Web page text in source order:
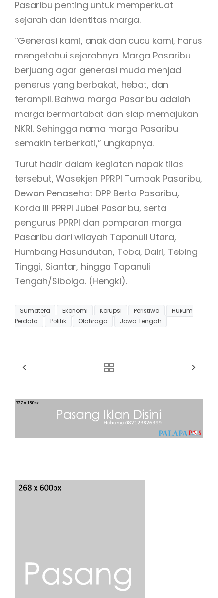
Pasaribu penting untuk memperkuat
sejarah dan identitas marga.
“Generasi kami, anak dan cucu kami, harus
mengetahui sejarahnya. Marga Pasaribu
berjuang agar generasi muda menjadi
penerus yang berbakat, hebat, dan
terampil. Bahwa marga Pasaribu adalah
marga bermartabat dan siap memajukan
NKRI. Sehingga nama marga Pasaribu
semakin terberkati,” ungkapnya.
Turut hadir dalam kegiatan napak tilas
tersebut, Wasekjen PPRPI Tumpak Pasaribu,
Dewan Penasehat DPP Berto Pasaribu,
Korda III PPRPI Jubel Pasaribu, serta
pengurus PPRPI dan pomparan marga
Pasaribu dari wilayah Tapanuli Utara,
Humbang Hasundutan, Toba, Dairi, Tebing
Tinggi, Siantar, hingga Tapanuli
Tengah/Sibolga. (Hengki).
Sumatera Ekonomi Korupsi Peristiwa
Hukum
Perdata
Politik Olahraga Jawa Tengah